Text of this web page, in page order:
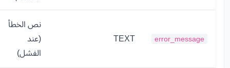
error_message
TEXT
نص الخطأ
(عند
الفشل)